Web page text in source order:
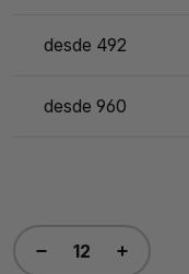
desde 492
desde 960